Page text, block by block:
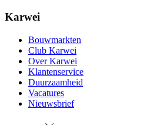
Karwei
Bouwmarkten
Club Karwei
Over Karwei
Klantenservice
Duurzaamheid
Vacatures
Nieuwsbrief